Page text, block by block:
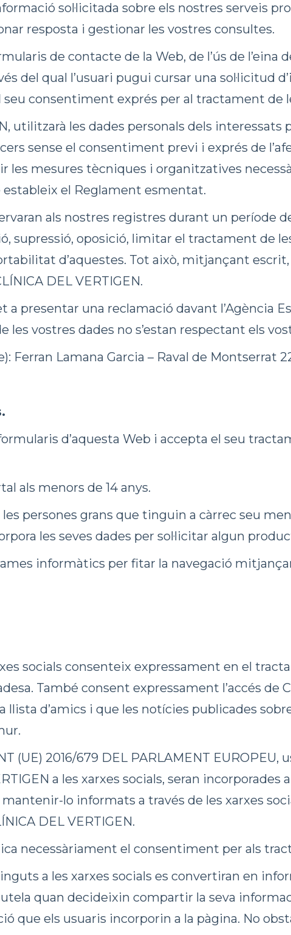
sol·licitada sobre els nostres serveis
resposta i gestionar les vostres consultes.
de contacte de la Web, de l’ús de
del qual l’usuari pugui cursar una sol·licitud
seu consentiment exprés per al tractament de
utilitzarà les dades personals dels
sense el consentiment previ i exprés de
les mesures tècniques i organitzatives
el Reglament esmentat.
als nostres registres durant un període
supressió, oposició, limitar el tractament de
d’aquestes. Tot això, mitjançant
DEL VERTIGEN.
presentar una reclamació davant l’Agència
vostres dades no s’estan respectant els
Lamana Garcia – Raval de Montserrat
d’aquesta Web i accepta el seu
als menors de 14 anys.
persones grans que tinguin a càrrec seu
les seves dades per sol·licitar algun
informàtics per fitar la navegació
socials consenteix expressament en el
També consent expressament l’accés de
llista d’amics i que les notícies publicades
(UE) 2016/679 DEL PARLAMENT EUROPEU,
a les xarxes socials, seran
lo informats a través de les xarxes
DEL VERTIGEN.
necessàriament el consentiment per als
a les xarxes socials es convertiran en
quan decideixin compartir la seva
que els usuaris incorporin a la pàgina. No